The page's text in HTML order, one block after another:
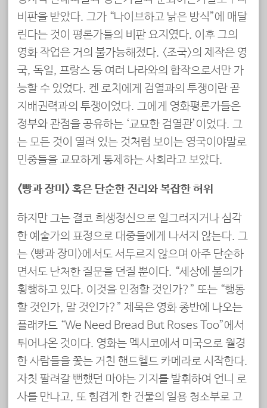
비판을 받았다. 그가 “나이브하고 낡은 방식”에 매달
린다는 것이 평론가들의 비판 요지였다. 이후 그의
영화 작업은 거의 불가능해졌다. <조국>의 제작은 영
국, 독일, 프랑스 등 여러 나라와의 합작으로서만 가
능할 수 있었다. 켄 로치에게 검열과의 투쟁이란 곧
지배권력과의 투쟁이었다. 그에게 영화평론가들은
정부와 관점을 공유하는 ‘교묘한 검열관’이었다. 그
는 모든 것이 열려 있는 것처럼 보이는 영국이야말로
민중들을 교묘하게 통제하는 사회라고 보았다.
<빵과 장미> 혹은 단순한 진리와 복잡한 허위
하지만 그는 결코 희생정신으로 일그러지거나 심각
한 예술가의 표정으로 대중들에게 나서지 않는다. 그
는 <빵과 장미>에서도 서두르지 않으며 아주 단순하
면서도 난처한 질문을 던질 뿐이다. “세상에 불의가
횡행하고 있다. 이것을 인정할 것인가?” 또는 “행동
할 것인가, 말 것인가?” 제목은 영화 종반에 나오는
플래카드 “We Need Bread But Roses Too”에서
튀어나온 것이다. 영화는 멕시코에서 미국으로 월경
한 사람들을 쫓는 거친 핸드헬드 카메라로 시작한다.
자칫 팔려갈 뻔했던 마야는 기지를 발휘하여 언니 로
사를 만나고, 또 힘겹게 한 건물의 일용 청소부로 고